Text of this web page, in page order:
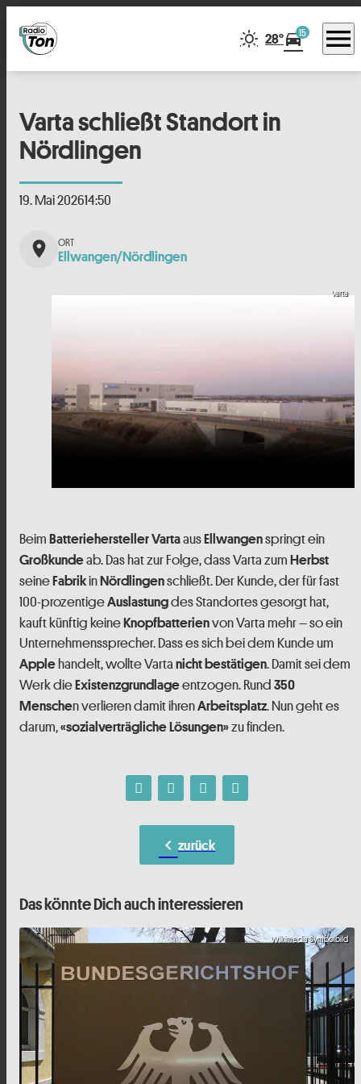
28°directions_car15 menu
Varta schließt Standort in
Nördlingen
19. Mai 202614:50
place Ellwangen/Nördlingen
Varta
Beim BatterieherstellerVartaausEllwangenspringt ein
Großkundeab. Das hat zur Folge, dass Varta zum Herbst
seineFabrikinNördlingenschließt. Der Kunde, der für fast
100-prozentigeAuslastungdes Standortes gesorgt hat,
kauft künftig keineKnopfbatterienvon Varta mehr – so ein
Unternehmenssprecher. Dass es sich bei dem Kunde um
Applehandelt, wollte Varta nicht bestätigen. Damit sei dem
Werk dieExistenzgrundlageentzogen. Rund 350
Menschen verlieren damit ihrenArbeitsplatz. Nun geht es
darum,«sozialverträgliche Lösungen»zu finden.
chevron_left zurück
Das könnte Dich auch interessieren
Wikimedia Symbolbild